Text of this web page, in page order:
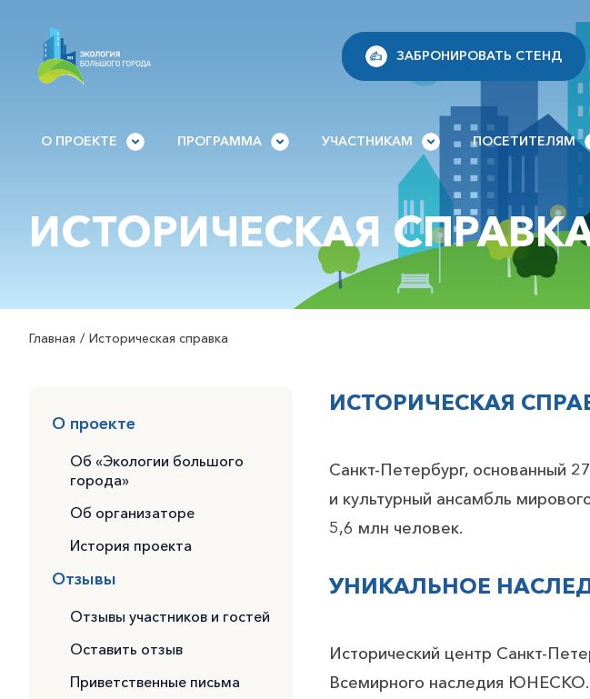
ЗАБРОНИРОВАТЬ СТЕНД
О ПРОЕКТЕ ПРОГРАММА УЧАСТНИКАМ ПОСЕТИТЕЛЯМ
ИСТОРИЧЕСКАЯ
Главная Историческая справка
О проекте
Об «Экологии большого
города»
Об организаторе
История проекта
Отзывы
Отзывы участников и гостей
Оставить отзыв
Приветственные письма
ИСТОРИЧЕСКАЯ
Санкт-Петербург, основанный
и культурный ансамбль
5,6 млн человек.
УНИКАЛЬНОЕ
Исторический центр Санкт-
Всемирного наследия ЮНЕСКО.